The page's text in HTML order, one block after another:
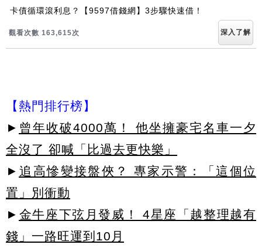
卡債循環滾利息？【9597借錢網】3步驟快速借！
觀看次數 163,615次 深入了解
【熱門排行榜】
► 曾年收破4000萬！ 他坐擁豪宅名車一夕
全沒了 卻喊「比過去更快樂」
► 追高慘變接盤俠？ 專家示警：「這個位
置」別衝動
► 金牛座下弦月發威！ 4星座「越整理越有
錢」一路旺運到10月